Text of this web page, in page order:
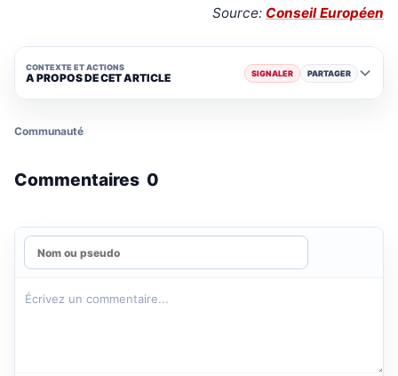
Source: Conseil Européen
CONTEXTE ET ACTIONS
A PROPOS DE CET ARTICLE SIGNALER PARTAGER
Communauté
Commentaires 0